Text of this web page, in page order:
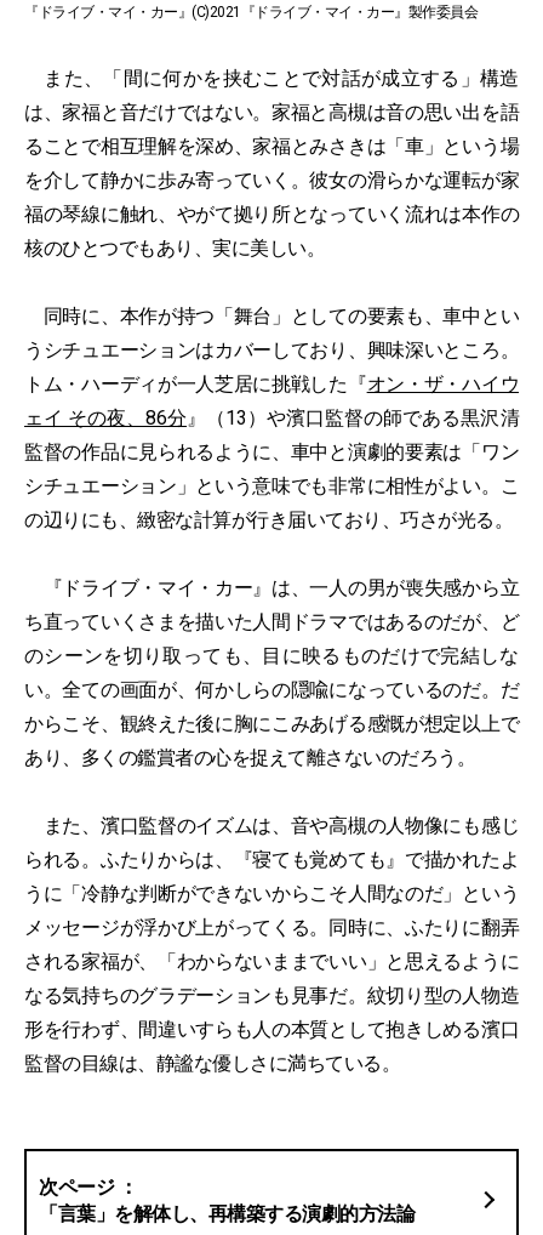
『ドライブ・マイ・カー』(C)2021『ドライブ・マイ・カー』製作委員会
また、「間に何かを挟むことで対話が成立する」構造
は、家福と音だけではない。家福と高槻は音の思い出を語
ることで相互理解を深め、家福とみさきは「車」という場
を介して静かに歩み寄っていく。彼女の滑らかな運転が家
福の琴線に触れ、やがて拠り所となっていく流れは本作の
核のひとつでもあり、実に美しい。
同時に、本作が持つ「舞台」としての要素も、車中とい
うシチュエーションはカバーしており、興味深いところ。
トム・ハーディが一人芝居に挑戦した『オン・ザ・ハイウ
ェイ その夜、86分』（13）や濱口監督の師である黒沢清
監督の作品に見られるように、車中と演劇的要素は「ワン
シチュエーション」という意味でも非常に相性がよい。こ
の辺りにも、緻密な計算が行き届いており、巧さが光る。
『ドライブ・マイ・カー』は、一人の男が喪失感から立
ち直っていくさまを描いた人間ドラマではあるのだが、ど
のシーンを切り取っても、目に映るものだけで完結しな
い。全ての画面が、何かしらの隠喩になっているのだ。だ
からこそ、観終えた後に胸にこみあげる感慨が想定以上で
あり、多くの鑑賞者の心を捉えて離さないのだろう。
また、濱口監督のイズムは、音や高槻の人物像にも感じ
られる。ふたりからは、『寝ても覚めても』で描かれたよ
うに「冷静な判断ができないからこそ人間なのだ」という
メッセージが浮かび上がってくる。同時に、ふたりに翻弄
される家福が、「わからないままでいい」と思えるように
なる気持ちのグラデーションも見事だ。紋切り型の人物造
形を行わず、間違いすらも人の本質として抱きしめる濱口
監督の目線は、静謐な優しさに満ちている。
「言葉」を解体し、再構築する演劇的方法論